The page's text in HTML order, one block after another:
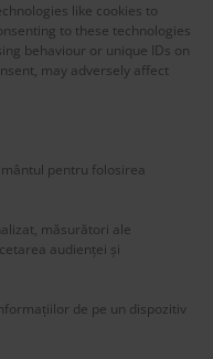
like cookies to
to these technologies
behaviour or unique IDs on
may adversely affect
pentru folosirea
măsurători ale
audienței și
de pe un dispozitiv